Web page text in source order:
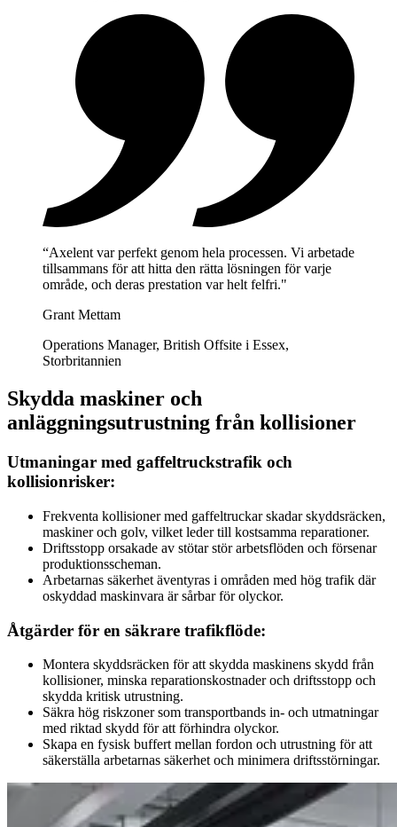
“Axelent var perfekt genom hela processen. Vi arbetade
tillsammans för att hitta den rätta lösningen för varje
område, och deras prestation var helt felfri."
Grant Mettam
Operations Manager, British Offsite i Essex,
Storbritannien
Skydda maskiner och
anläggningsutrustning från kollisioner
Utmaningar med gaffeltruckstrafik och
kollisionrisker:
Frekventa kollisioner med gaffeltruckar skadar skyddsräcken,
maskiner och golv, vilket leder till kostsamma reparationer.
Driftsstopp orsakade av stötar stör arbetsflöden och försenar
produktionsscheman.
Arbetarnas säkerhet äventyras i områden med hög trafik där
oskyddad maskinvara är sårbar för olyckor.
Åtgärder för en säkrare trafikflöde:
Montera skyddsräcken för att skydda maskinens skydd från
kollisioner, minska reparationskostnader och driftsstopp och
skydda kritisk utrustning.
Säkra hög riskzoner som transportbands in- och utmatningar
med riktad skydd för att förhindra olyckor.
Skapa en fysisk buffert mellan fordon och utrustning för att
säkerställa arbetarnas säkerhet och minimera driftsstörningar.